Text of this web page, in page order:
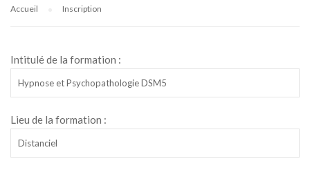
Accueil Inscription
Intitulé de la formation :
Lieu de la formation :